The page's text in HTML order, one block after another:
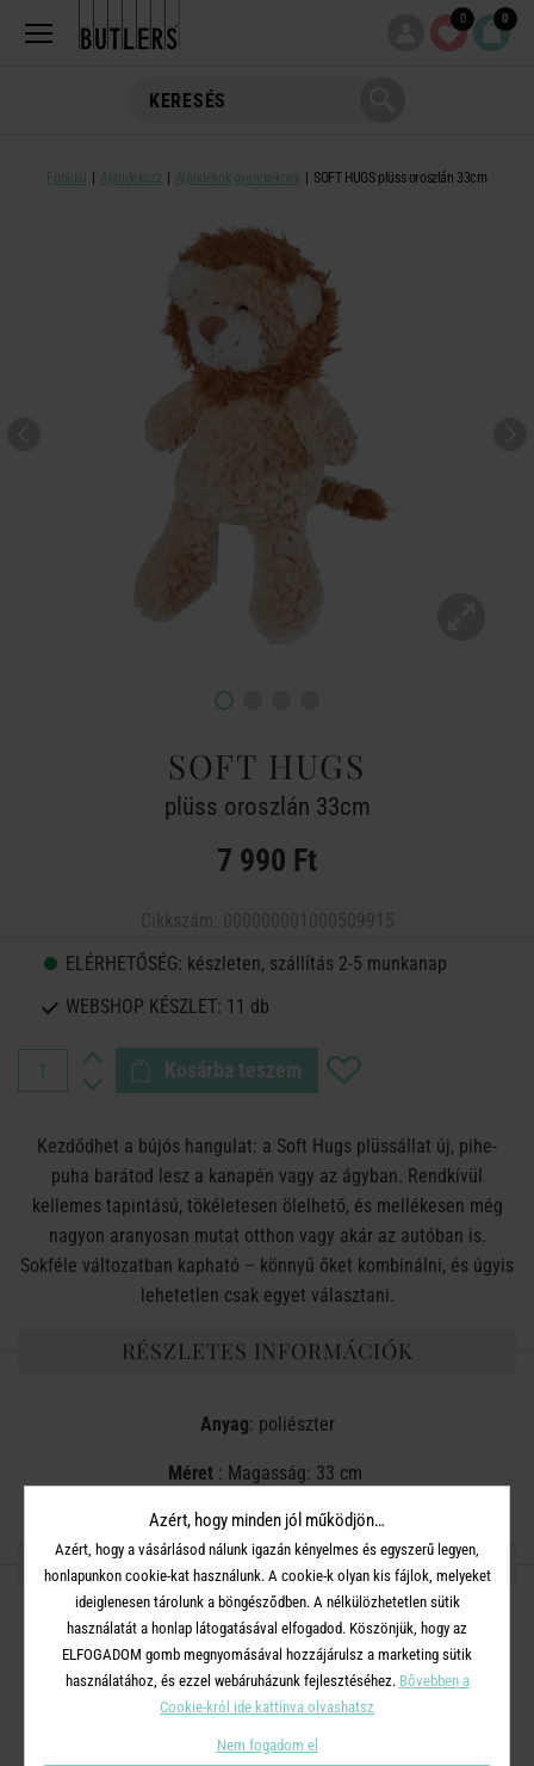
0 0
Főoldal Ajándékozz Ajándékok gyerekeknek SOFT HUGS plüss oroszlán 33cm
SOFT HUGS
plüss oroszlán 33cm
7 990 Ft
ELÉRHETŐSÉG: készleten, szállítás 2-5 munkanap
WEBSHOP KÉSZLET: 11 db
Kosárba teszem
Kezdődhet a bújós hangulat: a Soft Hugs plüssállat új, pihe-
puha barátod lesz a kanapén vagy az ágyban. Rendkívül
kellemes tapintású, tökéletesen ölelhető, és mellékesen még
nagyon aranyosan mutat otthon vagy akár az autóban is.
Sokféle változatban kapható – könnyű őket kombinálni, és úgyis
lehetetlen csak egyet választani.
RÉSZLETES INFORMÁCIÓK
Anyag: poliészter
Méret : Magasság: 33 cm
OSZD MEG MÁSOKKAL!
A TERMÉKCSALÁD TOVÁBBI
TERMÉKEI
Azért, hogy minden jól működjön…
Azért, hogy a vásárlásod nálunk igazán kényelmes és egyszerű legyen,
honlapunkon cookie-kat használunk. A cookie-k olyan kis fájlok, melyeket
ideiglenesen tárolunk a böngésződben. A nélkülözhetetlen sütik
használatát a honlap látogatásával elfogadod. Köszönjük, hogy az
ELFOGADOM gomb megnyomásával hozzájárulsz a marketing sütik
használatához, és ezzel webáruházunk fejlesztéséhez. Bővebben a
Cookie-król ide kattinva olvashatsz
Nem fogadom el